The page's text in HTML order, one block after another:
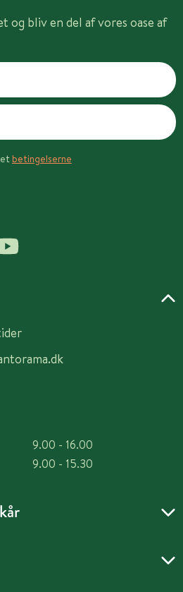
9.00 - 16.00
9.00 - 15.30
og bliv en del af vores oase af
betingelserne